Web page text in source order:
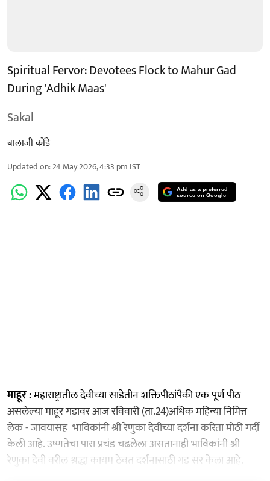
Spiritual Fervor: Devotees Flock to Mahur Gad
During 'Adhik Maas'
Sakal
बालाजी कोंडे
Updated on:24 May 2026, 4:33 pm IST
Add as a preferred
source on Google
माहूर :महाराष्ट्रातील देवीच्या साडेतीन शक्तिपीठांपैकी एक पूर्ण पीठ
असलेल्या माहूर गडावर आज रविवारी (ता.24)अधिक महिन्या निमित्त
लेक - जावयासह भाविकांनी श्री रेणुका देवीच्या दर्शना करिता मोठी गर्दी
केली आहे. उष्णतेचा पारा प्रचंड चढलेला असतानाही भाविकांनी श्री
रेणुका देवी वरील श्रद्धा कायम ठेवत दर्शनासाठी गड सर केला आहे.